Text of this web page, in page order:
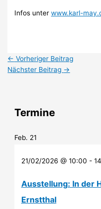
Infos unterwww.karl-
← Vorheriger Beitrag
Nächster Beitrag →
Termine
Feb. 21
21/02/2026 @ 10:00 -
Ausstellung: In der
Ernstthal